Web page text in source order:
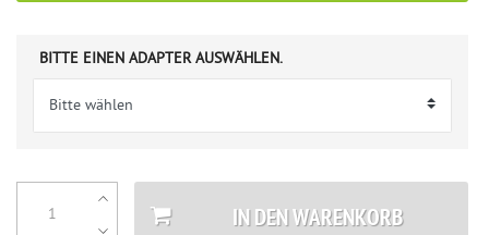
BITTE EINEN ADAPTER AUSWÄHLEN.
IN DEN WARENKORB